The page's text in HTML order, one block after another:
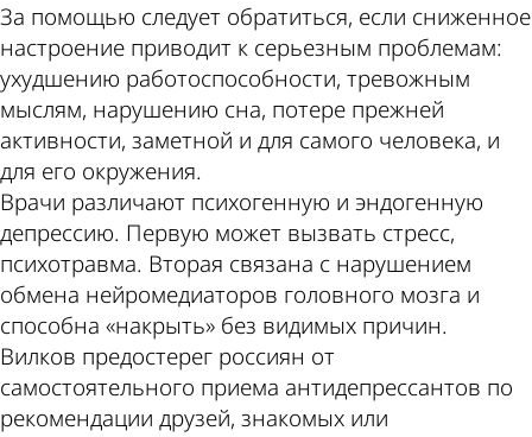
За помощью следует обратиться, если сниженное
настроение приводит к серьезным проблемам:
ухудшению работоспособности, тревожным
мыслям, нарушению сна, потере прежней
активности, заметной и для самого человека, и
для его окружения.
Врачи различают психогенную и эндогенную
депрессию. Первую может вызвать стресс,
психотравма. Вторая связана с нарушением
обмена нейромедиаторов головного мозга и
способна «накрыть» без видимых причин.
Вилков предостерег россиян от
самостоятельного приема антидепрессантов по
рекомендации друзей, знакомых или